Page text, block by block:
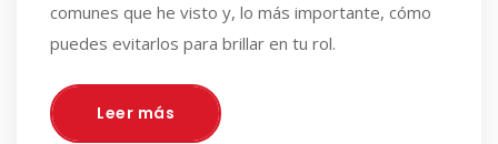
comunes que he visto y, lo más importante, cómo
puedes evitarlos para brillar en tu rol.
Leer más